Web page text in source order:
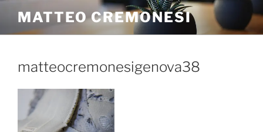
MATTEO CREMONESI
matteocremonesigenova38